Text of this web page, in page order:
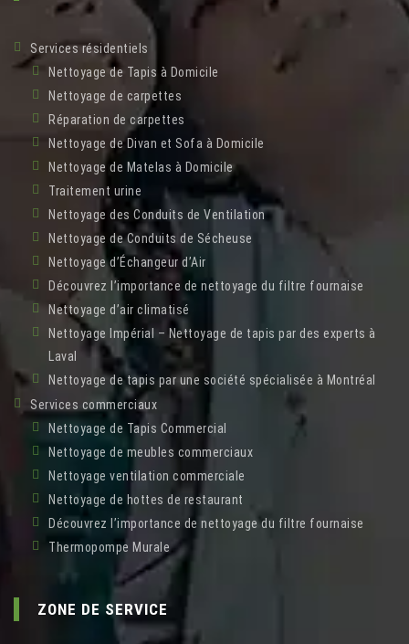
Services résidentiels
Nettoyage de Tapis à Domicile
Nettoyage de carpettes
Réparation de carpettes
Nettoyage de Divan et Sofa à Domicile
Nettoyage de Matelas à Domicile
Traitement urine
Nettoyage des Conduits de Ventilation
Nettoyage de Conduits de Sécheuse
Nettoyage d’Échangeur d’Air
Découvrez l’importance de nettoyage du filtre fournaise
Nettoyage d’air climatisé
Nettoyage Impérial – Nettoyage de tapis par des experts à
Laval
Nettoyage de tapis par une société spécialisée à Montréal
Services commerciaux
Nettoyage de Tapis Commercial
Nettoyage de meubles commerciaux
Nettoyage ventilation commerciale
Nettoyage de hottes de restaurant
Découvrez l’importance de nettoyage du filtre fournaise
Thermopompe Murale
ZONE DE SERVICE